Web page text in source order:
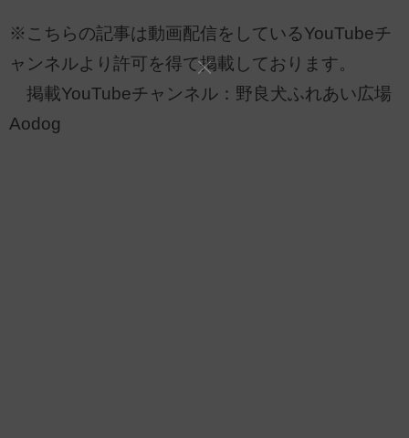
※こちらの記事は動画配信をしているYouTubeチ
ャンネルより許可を得て掲載しております。
掲載YouTubeチャンネル：野良犬ふれあい広場
Aodog